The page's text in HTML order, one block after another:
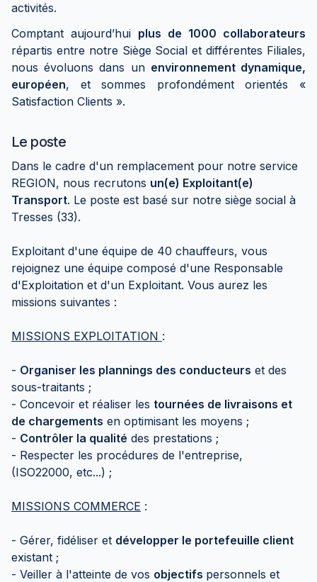
activités.
Comptant aujourd’hui plus de 1000 collaborateurs
répartis entre notre Siège Social et différentes Filiales,
nous évoluons dans un environnement dynamique,
européen, et sommes profondément orientés «
Satisfaction Clients ».
Le poste
Dans le cadre d'un remplacement pour notre service
REGION, nous recrutons un(e) Exploitant(e)
Transport. Le poste est basé sur notre siège social à
Tresses (33).
Exploitant d'une équipe de 40 chauffeurs, vous
rejoignez une équipe composé d'une Responsable
d'Exploitation et d'un Exploitant. Vous aurez les
missions suivantes :
MISSIONS EXPLOITATION :
- Organiser les plannings des conducteurs et des
sous-traitants ;
- Concevoir et réaliser les tournées de livraisons et
de chargements en optimisant les moyens ;
- Contrôler la qualité des prestations ;
- Respecter les procédures de l'entreprise,
(ISO22000, etc...) ;
MISSIONS COMMERCE :
- Gérer, fidéliser et développer le portefeuille client
existant ;
- Veiller à l'atteinte de vos objectifs personnels et